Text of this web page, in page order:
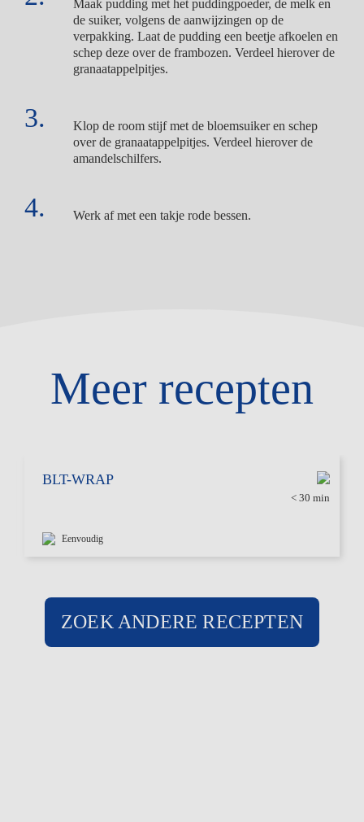
Maak pudding met het puddingpoeder, de melk en
de suiker, volgens de aanwijzingen op de
verpakking. Laat de pudding een beetje afkoelen en
schep deze over de frambozen. Verdeel hierover de
granaatappelpitjes.
Klop de room stijf met de bloemsuiker en schep
over de granaatappelpitjes. Verdeel hierover de
amandelschilfers.
Werk af met een takje rode bessen.
Meer recepten
BLT-WRAP
< 30 min
Eenvoudig
ZOEK ANDERE RECEPTEN